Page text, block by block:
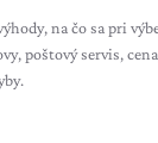
na čo sa pri
poštový servis,